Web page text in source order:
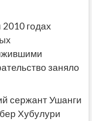
годах
заняло
сержант Ушанги
Хубулури